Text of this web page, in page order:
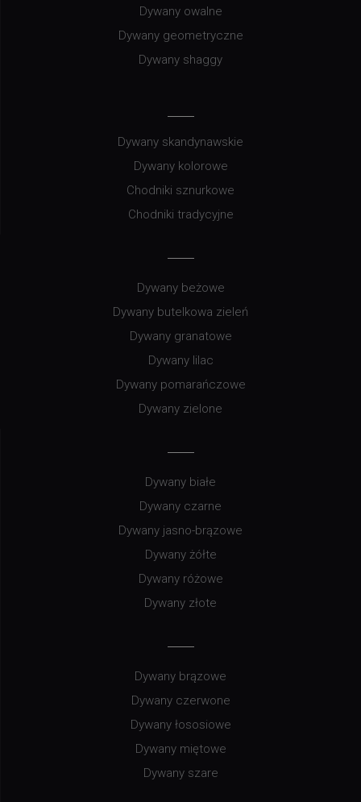
Dywany owalne
Dywany geometryczne
Dywany shaggy
Dywany skandynawskie
Dywany kolorowe
Chodniki sznurkowe
Chodniki tradycyjne
Dywany beżowe
Dywany butelkowa zieleń
Dywany granatowe
Dywany lilac
Dywany pomarańczowe
Dywany zielone
Dywany białe
Dywany czarne
Dywany jasno-brązowe
Dywany żółte
Dywany różowe
Dywany złote
Dywany brązowe
Dywany czerwone
Dywany łososiowe
Dywany miętowe
Dywany szare